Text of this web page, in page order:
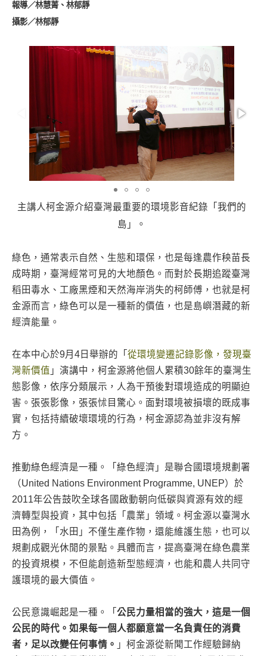
報導／林慧菁、林郁靜
攝影／林郁靜
主講人柯金源介紹臺灣最重要的環境影音紀錄「我們的
島」。
綠色，通常表示自然、生態和環保，也是每逢農作秧苗長
成時期，臺灣經常可見的大地顏色。而對於長期追蹤臺灣
稻田毒水、工廠黑煙和天然海岸消失的柯師傅，也就是柯
金源而言，綠色可以是一種新的價值，也是島嶼潛藏的新
經濟能量。
在本中心於9月4日舉辦的「 從環境變遷記錄影像，發現臺
灣新價值 」演講中，柯金源將他個人累積30餘年的臺灣生
態影像，依序分類展示，人為干預後對環境造成的明顯迫
害。張張影像，張張怵目驚心。面對環境被損壞的既成事
實，包括持續破壞環境的行為，柯金源認為並非沒有解
方。
推動綠色經濟是一種。「綠色經濟」是聯合國環境規劃署
（United Nations Environment Programme, UNEP）於
2011年公告鼓吹全球各國啟動朝向低碳與資源有效的經
濟轉型與投資，其中包括「農業」領域。柯金源以臺灣水
田為例，「水田」不僅生產作物，還能維護生態，也可以
規劃成觀光休閒的景點。具體而言，提高臺灣在綠色農業
的投資規模，不但能創造新型態經濟，也能和農人共同守
護環境的最大價值。
公民意識崛起是一種。「 公民力量相當的強大，這是一個
公民的時代。如果每一個人都願意當一名負責任的消費
者，足以改變任何事情。 」柯金源從新聞工作經驗歸納